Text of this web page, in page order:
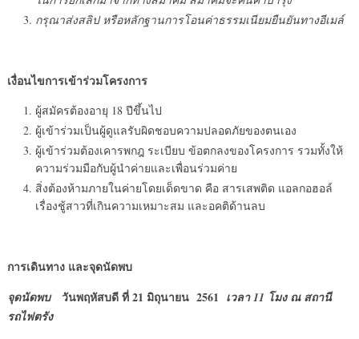
กรุณาส่งสลิป หรือหลักฐานการโอนค่าธรรมเนียมยืนยันทางอีเมล์
เงื่อนไขการเข้าร่วมโครงการ
ผู้สมัครต้องอายุ 18 ปีขึ้นไป
ผู้เข้าร่วมเป็นผู้ดูแลรับผิดชอบความปลอดภัยของตนเอง
ผู้เข้าร่วมต้องเคารพกฎ ระเบียบ ข้อตกลงของโครงการ รวมทั้งให้
ความร่วมมือกับผู้นำค่ายและเพื่อนร่วมค่าย
สิ่งต้องห้ามภายในค่ายโดยเด็ดขาด คือ สารเสพติด แอลกอฮอล์
เรื่องชู้สาวที่เกินความเหมาะสม และอคติด้านลบ
การเดินทาง และจุดนัดพบ
จุดนัดพบ วันพฤหัสบดี ที่ 21 มิถุนายน 2561 เวลา 11 โมง ณ สถานี
รถไฟตรัง